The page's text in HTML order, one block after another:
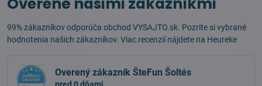
99% zákazníkov odporúča obchod VYSAJTO.sk. Pozrite si vybrané
hodnotenia našich zákazníkov. Viac recenzií nájdete na Heureke
Overený zákazník ŠteFun Šoltés
pred 0 dňami